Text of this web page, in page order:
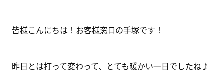
皆様こんにちは！お客様窓口の手塚です！
昨日とは打って変わって、とても暖かい一日でしたね♪